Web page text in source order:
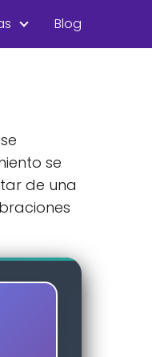
Blog
se
de una